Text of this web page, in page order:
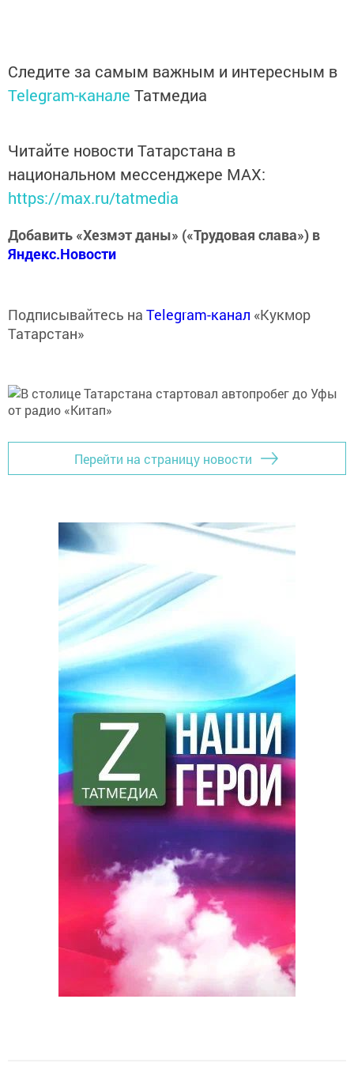
Следите за самым важным и интересным в
Telegram-канале Татмедиа
Читайте новости Татарстана в
национальном мессенджере MАХ:
https://max.ru/tatmedia
Добавить «Хезмэт даны» («Трудовая слава») в
Яндекс.Новости
Подписывайтесь на Telegram-канал «Кукмор
Татарстан»
Перейти на страницу новости